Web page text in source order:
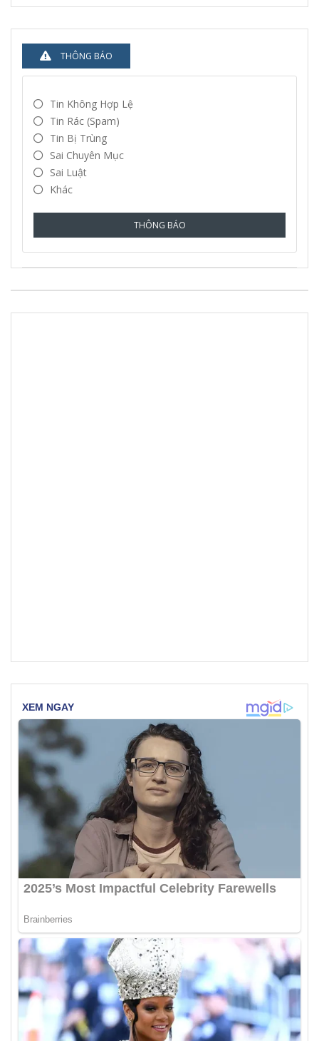
THÔNG BÁO
Tin Không Hợp Lệ
Tin Rác (spam)
Tin Bị Trùng
Sai Chuyên Mục
Sai Luật
Khác
THÔNG BÁO